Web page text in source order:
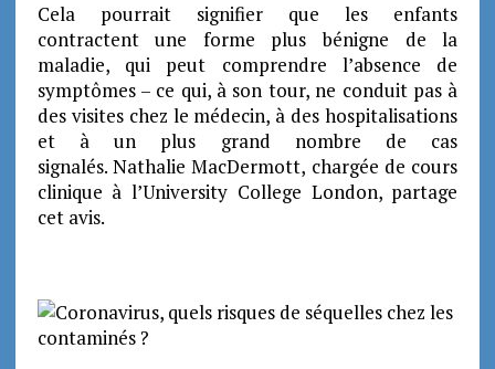
Cela pourrait signifier que les enfants
contractent une forme plus bénigne de la
maladie, qui peut comprendre l’absence de
symptômes – ce qui, à son tour, ne conduit pas à
des visites chez le médecin, à des hospitalisations
et à un plus grand nombre de cas
signalés. Nathalie MacDermott, chargée de cours
clinique à l’University College London, partage
cet avis.